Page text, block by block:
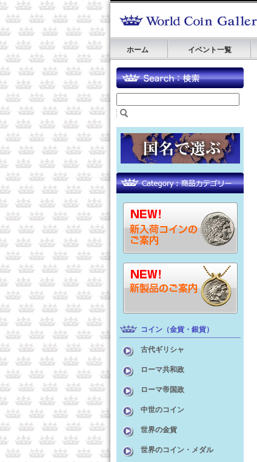
ホーム イベント一覧
コイン（金貨・銀貨）
古代ギリシャ
ローマ共和政
ローマ帝国政
中世のコイン
世界の金貨
世界のコイン・メダル